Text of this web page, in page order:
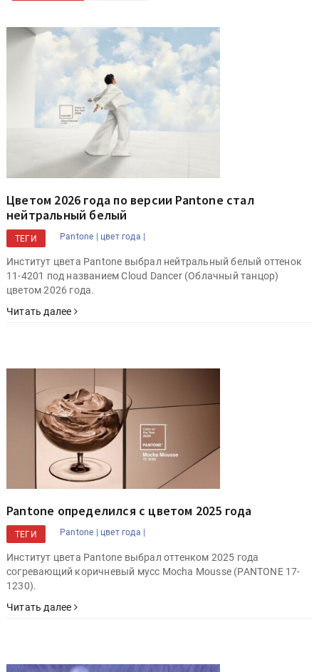
Цветом 2026 года по версии Pantone стал
нейтральный белый
ТЕГИ Pantone | цвет года |
Институт цвета Pantone выбрал нейтральный белый оттенок
11-4201 под названием Cloud Dancer (Облачный танцор)
цветом 2026 года.
Читать далее
Pantone определился с цветом 2025 года
ТЕГИ Pantone | цвет года |
Институт цвета Pantone выбрал оттенком 2025 года
согревающий коричневый мусс Mocha Mousse (PANTONE 17-
1230).
Читать далее